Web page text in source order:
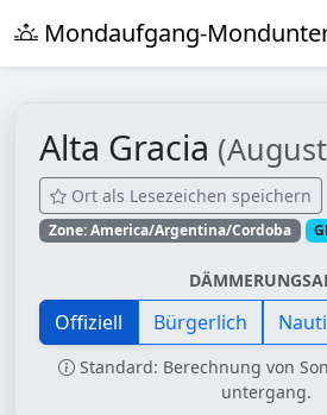
Mondaufgang-
Alta Gracia
Ort als Lesezeichen speichern
Zone: America/Argentina/Cordoba
Offiziell Bürgerlich
Standard: Berechnung von
untergang.